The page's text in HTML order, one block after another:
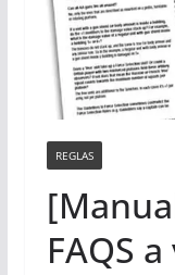
REGLAS
FAQS